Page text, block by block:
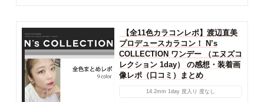
【全11色カラコンレポ】渡辺直美
プロデュースカラコン！ N’s
COLLECTION ワンデー （エヌズコ
レクション 1day） の感想・装着画
像レポ（口コミ）まとめ
14.2mm 1day 度入り 度なし